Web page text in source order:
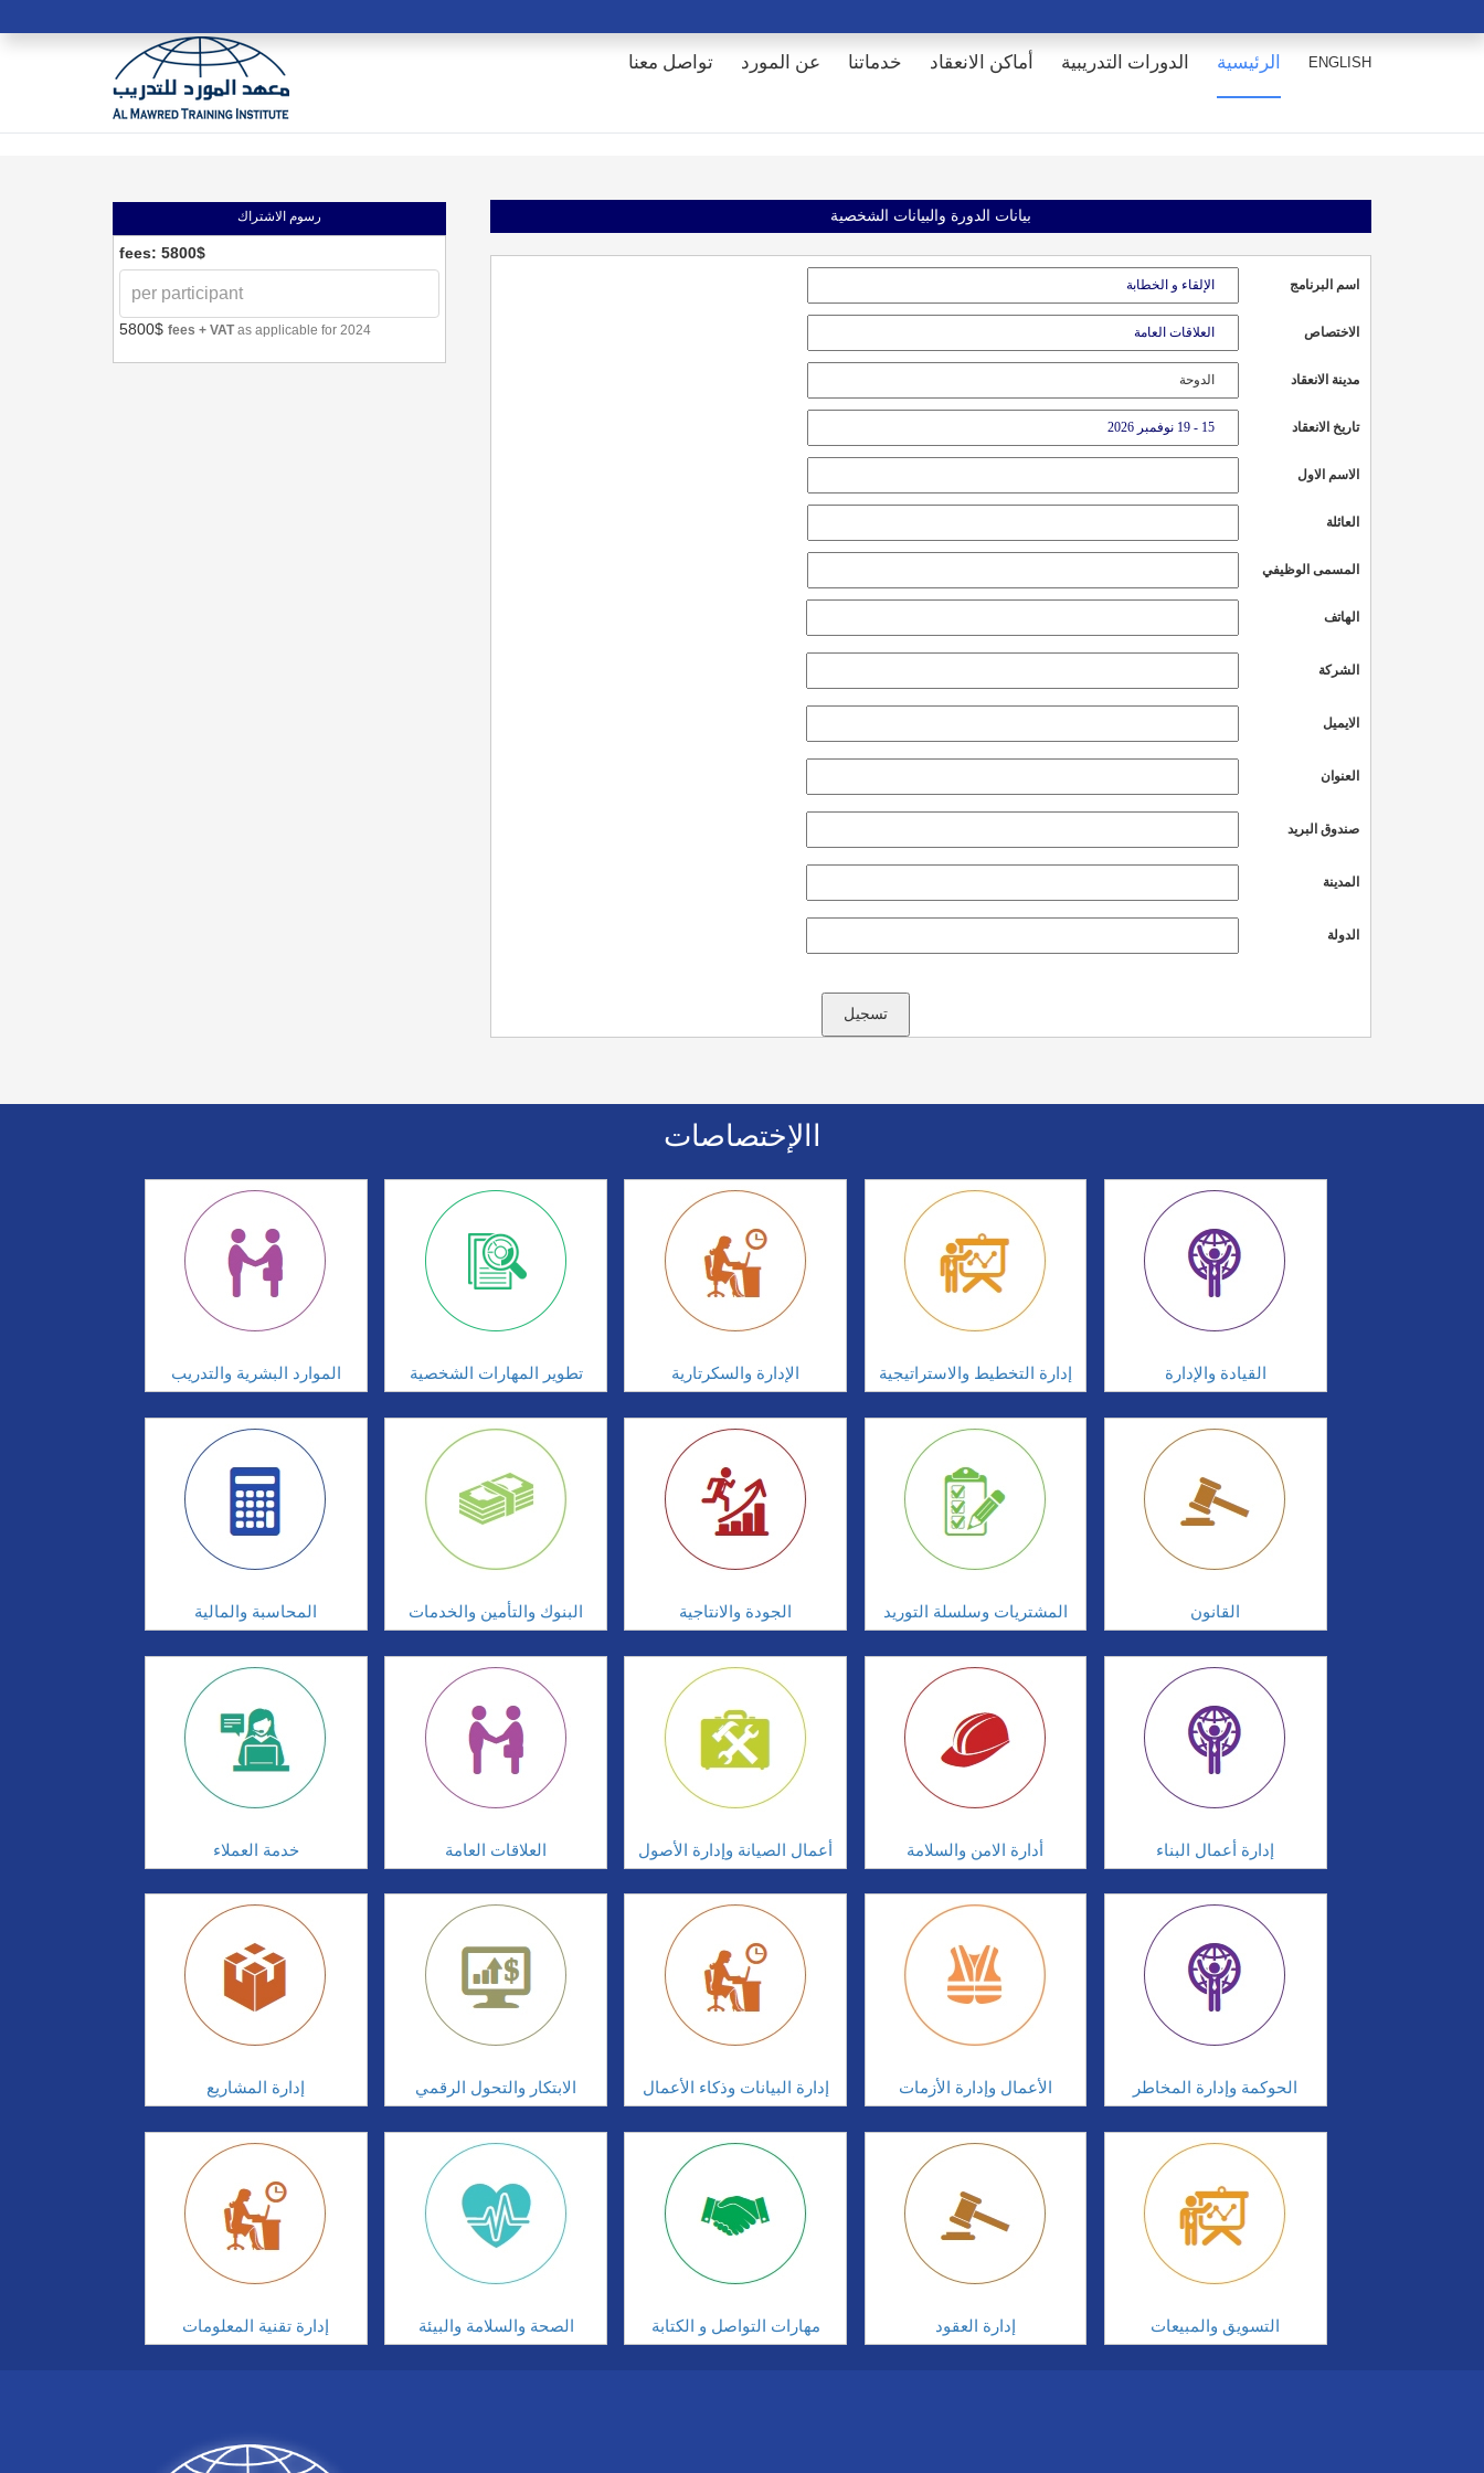
تواصل معنا عن المورد خدماتنا أماكن الانعقاد الدورات التدريبية الرئيسية ENGLISH
رسوم الاشتراك
fees: 5800$
5800$ fees + VATas applicable for 2024
بيانات الدورة والبيانات الشخصية
اسم البرنامج
الاختصاص
مدينة الانعقاد
تاريخ الانعقاد
الاسم الاول
العائلة
المسمى الوظيفي
الهاتف
الشركة
الايميل
العنوان
صندوق البريد
المدينة
الدولة
االإختصاصات
الموارد البشرية والتدريب تطوير المهارات الشخصية الإدارة والسكرتارية إدارة التخطيط والاستراتيجية القيادة والإدارة
المحاسبة والمالية البنوك والتأمين والخدمات الجودة والانتاجية المشتريات وسلسلة التوريد القانون
خدمة العملاء العلاقات العامة أعمال الصيانة وإدارة الأصول أدارة الامن والسلامة إدارة أعمال البناء
إدارة المشاريع الابتكار والتحول الرقمي إدارة البيانات وذكاء الأعمال الأعمال وإدارة الأزمات الحوكمة وإدارة المخاطر
إدارة تقنية المعلومات الصحة والسلامة والبيئة مهارات التواصل و الكتابة إدارة العقود التسويق والمبيعات